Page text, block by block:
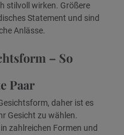
stilvoll wirken. Größere
Statement und sind
Anlässe.
– So
Paar
daher ist es
Gesicht zu wählen.
zahlreichen Formen und